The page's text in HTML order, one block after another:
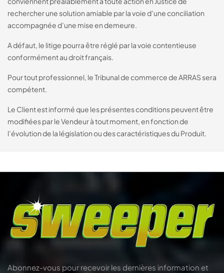
rechercher une solution amiable par la voie d’une conciliation
accompagnée d’une mise en demeure.
A défaut, le litige pourra être réglé par la voie contentieuse
conformément au droit français.
Pour tout professionnel, le Tribunal de commerce de ARRAS sera
compétent.
Le Client est informé que les présentes conditions peuvent être
modifiées par le Vendeur à tout moment, en fonction de
l’évolution de la législation ou des caractéristiques du Produit.
Abonnez-vous pour recevoir les dernières information et